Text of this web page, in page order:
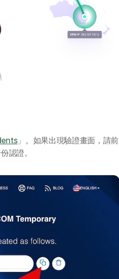
」。如果出現驗證畫面，請前
認證。